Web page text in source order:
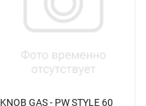
KNOB GAS - PW STYLE 60